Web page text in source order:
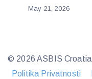
May 21, 2026
© 2026 ASBIS Croatia
Politika Privatnosti